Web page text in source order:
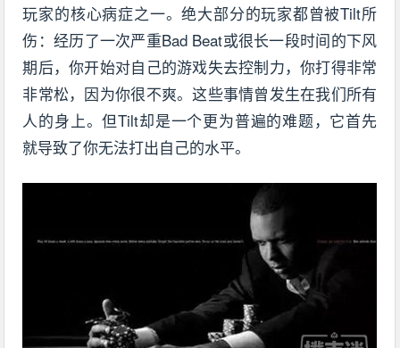
玩家的核心病症之一。绝大部分的玩家都曾被Tilt所
伤：经历了一次严重Bad Beat或很长一段时间的下风
期后，你开始对自己的游戏失去控制力，你打得非常
非常松，因为你很不爽。这些事情曾发生在我们所有
人的身上。但Tilt却是一个更为普遍的难题，它首先
就导致了你无法打出自己的水平。